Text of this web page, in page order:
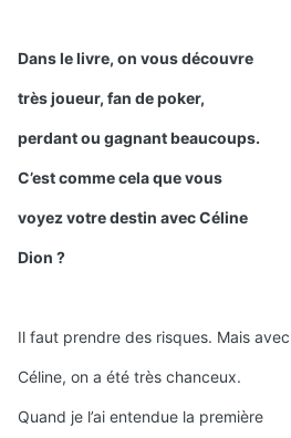
Dans le livre, on vous découvre
très joueur, fan de poker,
perdant ou gagnant beaucoups.
C’est comme cela que vous
voyez votre destin avec Céline
Dion ?
Il faut prendre des risques. Mais avec
Céline, on a été très chanceux.
Quand je l’ai entendue la première